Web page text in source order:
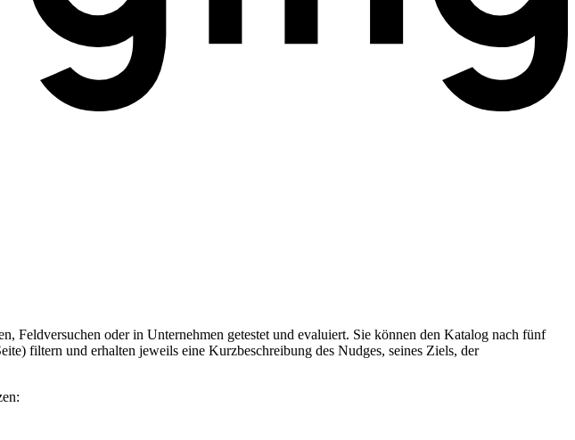
Feldversuchen oder in Unternehmen getestet und evaluiert. Sie können den Katalog nach fünf
filtern und erhalten jeweils eine Kurzbeschreibung des Nudges, seines Ziels, der